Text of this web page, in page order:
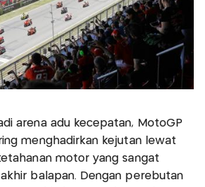
arena adu kecepatan, MotoGP
menghadirkan kejutan lewat
motor yang sangat
balapan. Dengan perebutan